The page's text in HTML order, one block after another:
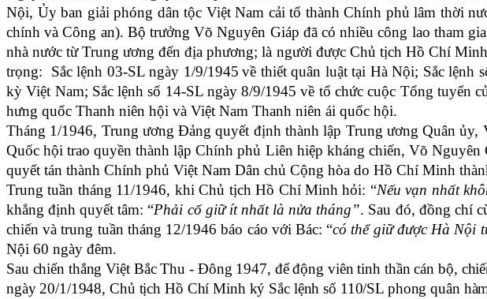
Nội, Ủy ban giải phóng dân tộc Việt Nam cải tổ thành Chính phủ lâm thời
chính và Công an). Bộ trưởng Võ Nguyên Giáp đã có nhiều công lao tham
nhà nước từ Trung ương đến địa phương; là người được Chủ tịch Hồ Chí
trọng:
Sắc lệnh 03-SLngày 1/9/1945 về thiết quân luật tại Hà Nội; Sắc lệnh
kỳ Việt Nam; Sắc lệnh số 14-SL ngày 8/9/1945 về tổ chứccuộc Tổng tuyển
hưng quốc Thanh niên hội và Việt Nam Thanh niên ái quốc hội.
Tháng 1/1946, Trung ương Đảng quyết định thành lập Trung ương Quân ủy,
Quốc hội trao quyền thành lập Chính phủ Liên hiệp kháng chiến, Võ
quyết tán thành Chính phủ Việt Nam Dân chủ Cộng hòa do Hồ Chí Minh
Trung tuần tháng 11/1946, khi Chủ tịch Hồ Chí Minh hỏi: “Nếu vạn nhất
khẳng định quyết tâm: “Phải cố giữ ít nhất là nửa tháng”. Sau đó, đồng chí
chiến và trung tuần tháng 12/1946 báo cáo với Bác: “có thể giữ được Hà Nội
Nội 60 ngày đêm.
Sau chiến thắng Việt Bắc Thu - Đông 1947, để động viên tinh thần cán bộ,
ngày 20/1/1948, Chủ tịch Hồ Chí Minh ký Sắc lệnh số 110/SL phong quân